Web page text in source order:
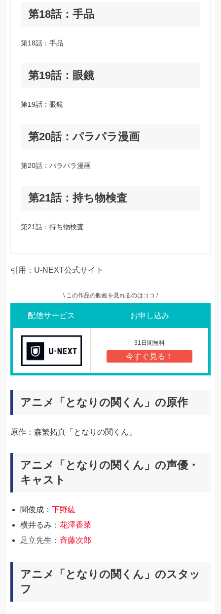
第18話：手品
第18話：手品
第19話：眼鏡
第19話：眼鏡
第20話：パラパラ漫画
第20話：パラパラ漫画
第21話：持ち物検査
第21話：持ち物検査
引用：U-NEXT公式サイト
\ この作品の動画を見れるのはココ /
配信サービス お申し込み
31日間無料
今すぐ見る！
アニメ「となりの関くん」の原作
原作：森繁拓真「となりの関くん」
アニメ「となりの関くん」の声優・
キャスト
関俊成： 下野紘
横井るみ： 花澤香菜
足立先生： 斉藤次郎
アニメ「となりの関くん」のスタッ
フ